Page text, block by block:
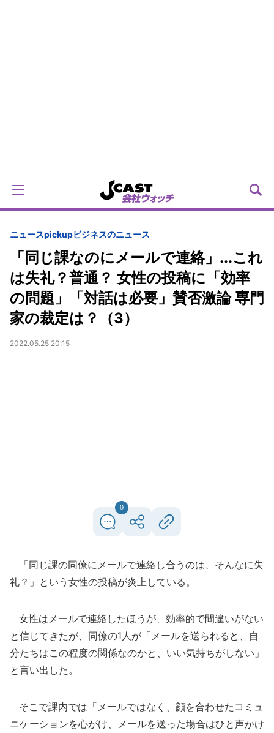
ニュースpickupビジネスのニュース
「同じ課なのにメールで連絡」...これ
は失礼？普通？ 女性の投稿に「効率
の問題」「対話は必要」賛否激論 専門
家の裁定は？（3）
2022.05.25 20:15
0
「同じ課の同僚にメールで連絡し合うのは、そんなに失
礼？」という女性の投稿が炎上している。
女性はメールで連絡したほうが、効率的で間違いがない
と信じてきたが、同僚の1人が「メールを送られると、自
分たちはこの程度の関係なのかと、いい気持ちがしない」
と言い出した。
そこで課内では「メールではなく、顔を合わせたコミュ
ニケーションを心がけ、メールを送った場合はひと声かけ